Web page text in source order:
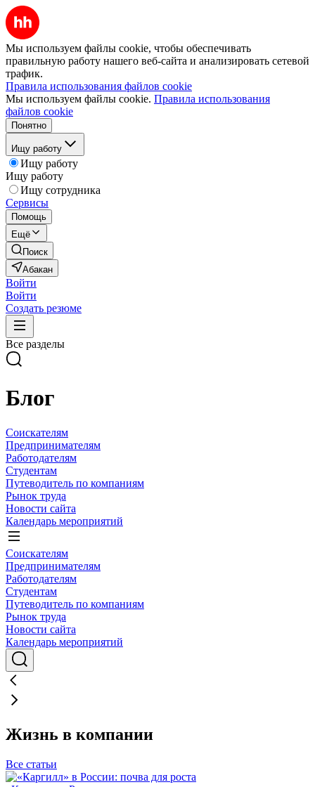
Мы используем файлы cookie, чтобы обеспечивать
правильную работу нашего веб-сайта и анализировать сетевой
трафик.
Правила использования файлов cookie
Мы используем файлы cookie. Правила использования
файлов cookie
Понятно
Ищу работу
Ищу работу
Ищу работу
Ищу сотрудника
Сервисы
Помощь
Ещё
Поиск
Абакан
Войти
Войти
Создать резюме
Все разделы
Блог
Соискателям
Предпринимателям
Работодателям
Студентам
Путеводитель по компаниям
Рынок труда
Новости сайта
Календарь мероприятий
Соискателям
Предпринимателям
Работодателям
Студентам
Путеводитель по компаниям
Рынок труда
Новости сайта
Календарь мероприятий
Жизнь в компании
Все статьи